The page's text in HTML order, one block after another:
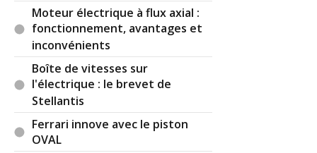
Moteur électrique à flux axial :
fonctionnement, avantages et
inconvénients
Boîte de vitesses sur
l'électrique : le brevet de
Stellantis
Ferrari innove avec le piston
OVAL